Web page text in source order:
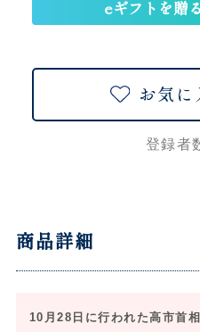
お気
登録者
商品詳細
10月28日に行われた高市首